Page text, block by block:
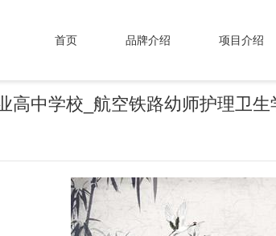
首页 品牌介绍 项目介绍
高中学校_航空铁路幼师护理卫